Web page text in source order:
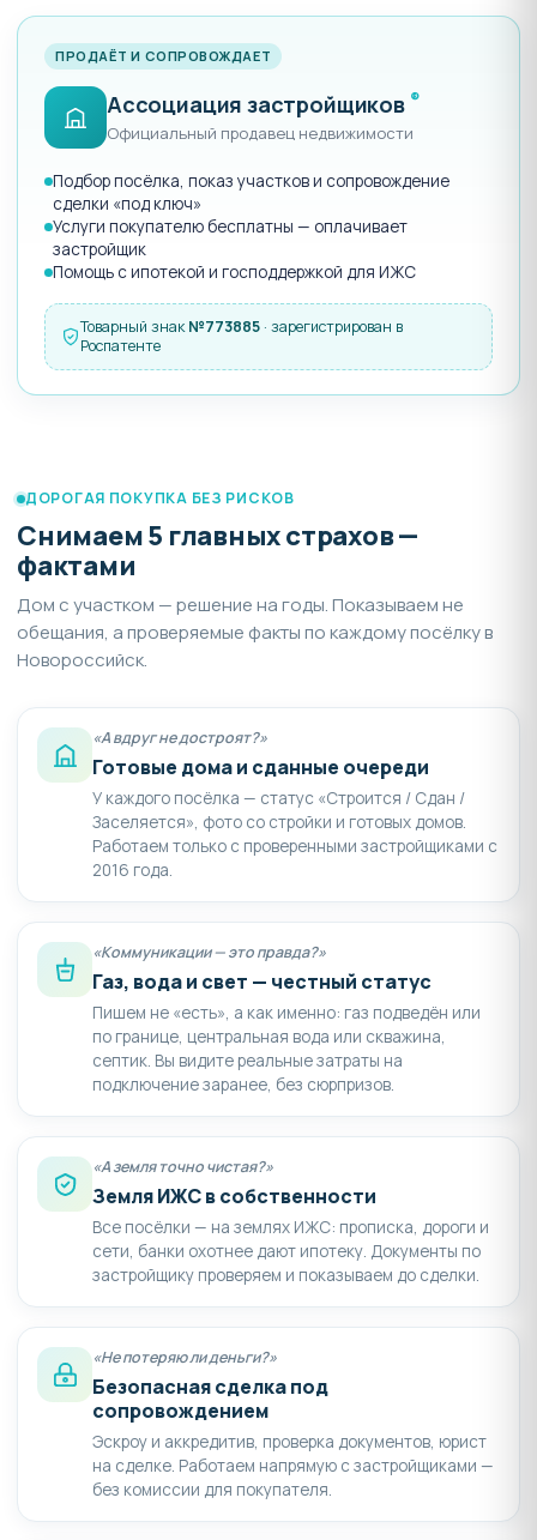
ПРОДАЁТ И СОПРОВОЖДАЕТ
Ассоциация застройщиков ®
Официальный продавец недвижимости
Подбор посёлка, показ участков и сопровождение
сделки «под ключ»
Услуги покупателю бесплатны — оплачивает
застройщик
Помощь с ипотекой и господдержкой для ИЖС
Товарный знак№773885 · зарегистрирован в
Роспатенте
ДОРОГАЯ ПОКУПКА БЕЗ РИСКОВ
Снимаем 5 главных страхов —
фактами
Дом с участком — решение на годы. Показываем не
обещания, а проверяемые факты по каждому посёлку в
Новороссийск.
«А вдруг не достроят?»
Готовые дома и сданные очереди
У каждого посёлка — статус «Строится / Сдан /
Заселяется», фото со стройки и готовых домов.
Работаем только с проверенными застройщиками с
2016 года.
«Коммуникации — это правда?»
Газ, вода и свет — честный статус
Пишем не «есть», а как именно: газ подведён или
по границе, центральная вода или скважина,
септик. Вы видите реальные затраты на
подключение заранее, без сюрпризов.
«А земля точно чистая?»
Земля ИЖС в собственности
Все посёлки — на землях ИЖС: прописка, дороги и
сети, банки охотнее дают ипотеку. Документы по
застройщику проверяем и показываем до сделки.
«Не потеряю ли деньги?»
Безопасная сделка под
сопровождением
Эскроу и аккредитив, проверка документов, юрист
на сделке. Работаем напрямую с застройщиками —
без комиссии для покупателя.